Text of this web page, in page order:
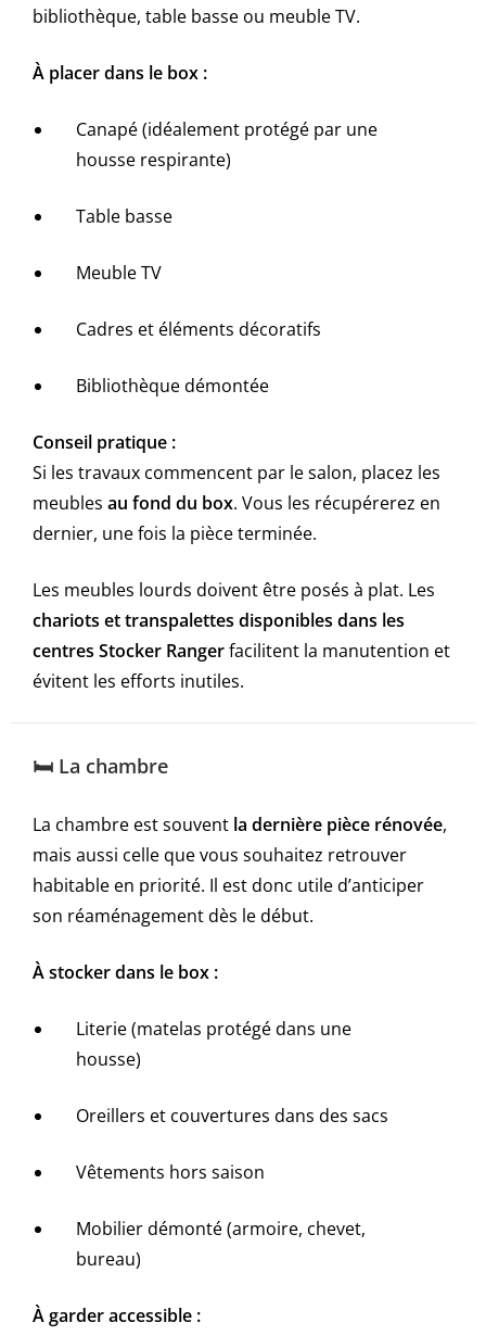
bibliothèque, table basse ou meuble TV.
À placer dans le box :
Canapé (idéalement protégé par une
housse respirante)
Table basse
Meuble TV
Cadres et éléments décoratifs
Bibliothèque démontée
Conseil pratique :
Si les travaux commencent par le salon, placez les
meubles au fond du box. Vous les récupérerez en
dernier, une fois la pièce terminée.
Les meubles lourds doivent être posés à plat. Les
chariots et transpalettes disponibles dans les
centres Stocker Rangerfacilitent la manutention et
évitent les efforts inutiles.
🛏️ La chambre
La chambre est souvent la dernière pièce rénovée,
mais aussi celle que vous souhaitez retrouver
habitable en priorité. Il est donc utile d’anticiper
son réaménagement dès le début.
À stocker dans le box :
Literie (matelas protégé dans une
housse)
Oreillers et couvertures dans des sacs
Vêtements hors saison
Mobilier démonté (armoire, chevet,
bureau)
À garder accessible :